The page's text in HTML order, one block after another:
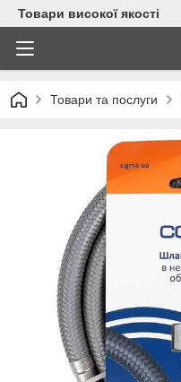
Товари високої якості
Товари та послуги